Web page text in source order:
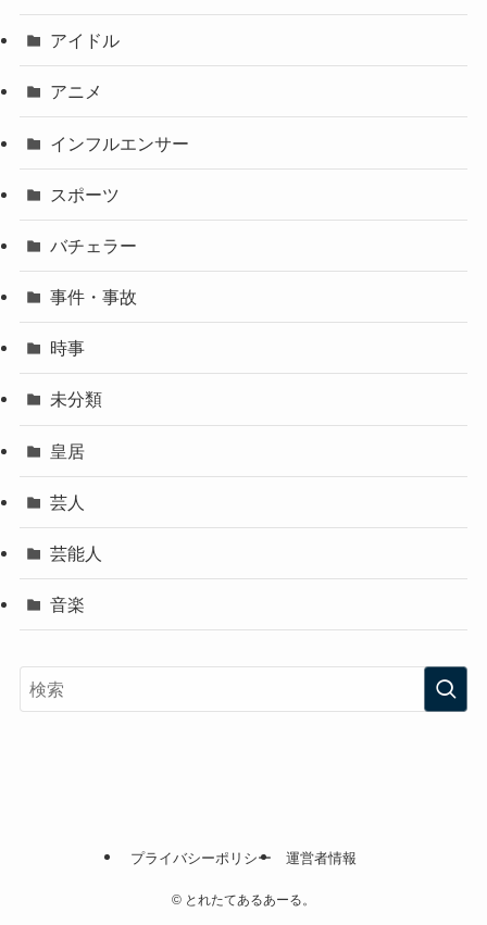
アイドル
アニメ
インフルエンサー
スポーツ
バチェラー
事件・事故
時事
未分類
皇居
芸人
芸能人
音楽
プライバシーポリシー 運営者情報
© とれたてあるあーる。